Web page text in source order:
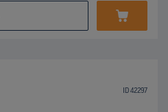
ID 42297